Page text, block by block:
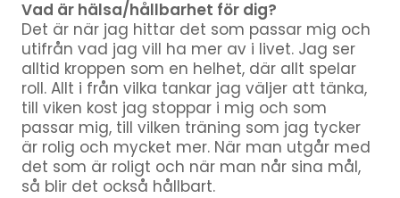
Vad är hälsa/hållbarhet för dig?
Det är när jag hittar det som passar mig och
utifrån vad jag vill ha mer av i livet. Jag ser
alltid kroppen som en helhet, där allt spelar
roll. Allt i från vilka tankar jag väljer att tänka,
till viken kost jag stoppar i mig och som
passar mig, till vilken träning som jag tycker
är rolig och mycket mer. När man utgår med
det som är roligt och när man når sina mål,
så blir det också hållbart.